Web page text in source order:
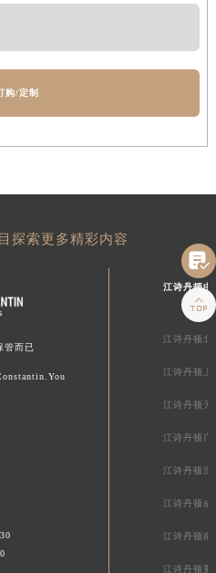
购/定制
探索更多精彩内容
管而已
江诗丹顿中
江诗丹顿北
江诗丹顿上
江诗丹顿天
江诗丹顿广
江诗丹顿深
江诗丹顿成
江诗丹顿南
江诗丹顿重

